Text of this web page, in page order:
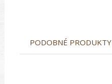
PODOBNÉ PRODUKTY